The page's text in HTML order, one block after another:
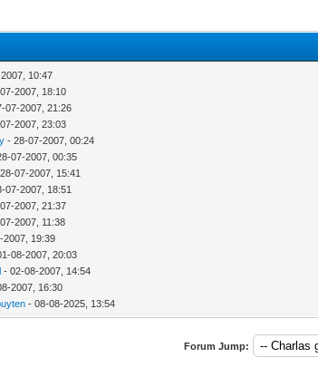
10:47
2007, 18:10
07-2007, 21:26
2007, 23:03
- 28-07-2007, 00:24
07-2007, 00:35
07-2007, 15:41
07-2007, 18:51
2007, 21:37
2007, 11:38
2007, 19:39
08-2007, 20:03
- 02-08-2007, 14:54
2007, 16:30
- 08-08-2025, 13:54
Forum Jump: